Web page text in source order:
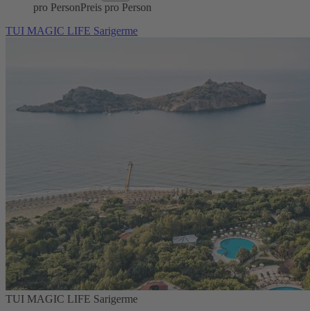
pro PersonPreis pro Person
TUI MAGIC LIFE Sarigerme
TUI MAGIC LIFE Sarigerme